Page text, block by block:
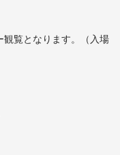
覧となります。（入場